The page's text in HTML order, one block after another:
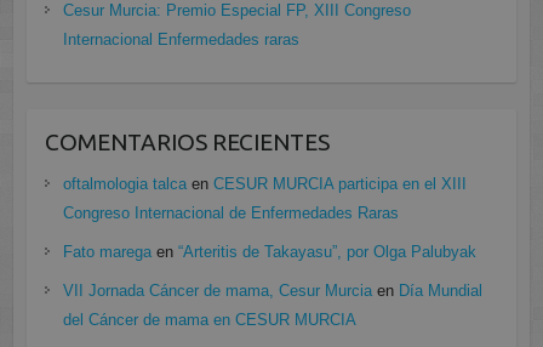
Cesur Murcia: Premio Especial FP, XIII Congreso
Internacional Enfermedades raras
COMENTARIOS RECIENTES
oftalmologia talcaen CESUR MURCIA participa en el XIII
Congreso Internacional de Enfermedades Raras
Fato maregaen “Arteritis de Takayasu”, por Olga Palubyak
VII Jornada Cáncer de mama, Cesur Murciaen Día Mundial
del Cáncer de mama en CESUR MURCIA